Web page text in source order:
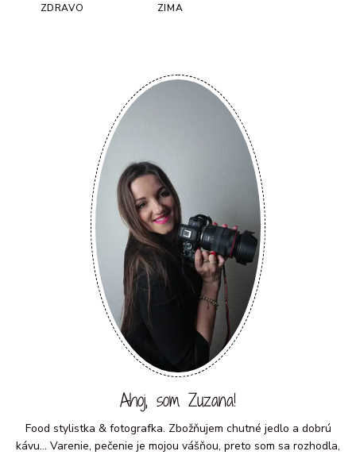
ZDRAVO ZIMA
Ahoj, som Zuzana!
Food stylistka & fotografka. Zbožňujem chutné jedlo a dobrú
kávu... Varenie, pečenie je mojou vášňou, preto som sa rozhodla,